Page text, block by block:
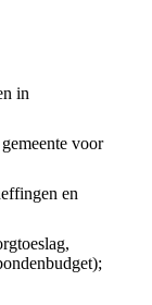
in
voor
en